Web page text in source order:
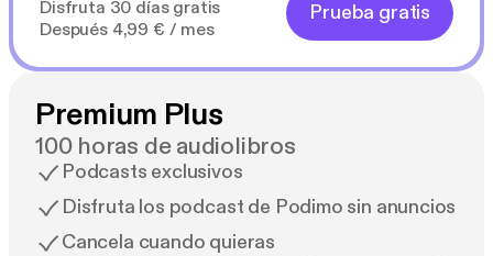
Disfruta 30 días gratis
Después 4,99 € / mes
Prueba gratis
Premium Plus
100 horas de audiolibros
Podcasts exclusivos
Disfruta los podcast de Podimo sin anuncios
Cancela cuando quieras